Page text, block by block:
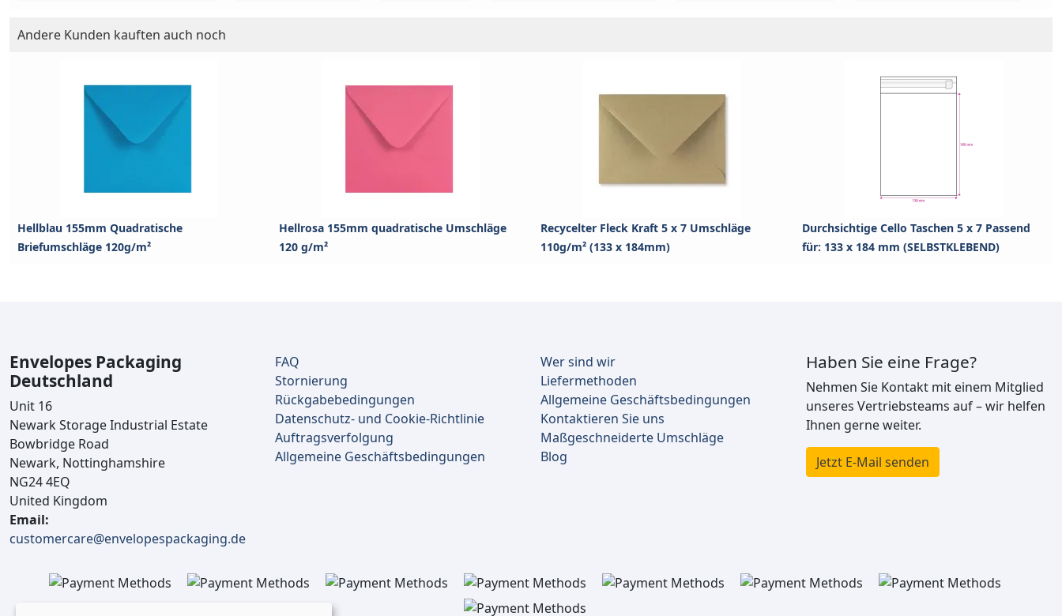
Andere Kunden kauften auch noch
Hellblau 155mm Quadratische
Briefumschläge 120g/m²
Hellrosa 155mm quadratische Umschläge
120 g/m²
Recycelter Fleck Kraft 5 x 7 Umschläge
110g/m² (133 x 184mm)
Durchsichtige Cello Taschen 5 x 7 Passend
für: 133 x 184 mm (SELBSTKLEBEND)
Envelopes Packaging
Deutschland
Unit 16
Newark Storage Industrial Estate
Bowbridge Road
Newark, Nottinghamshire
NG24 4EQ
United Kingdom
Email:
customercare@envelopespackaging.de
FAQ
Stornierung
Rückgabebedingungen
Datenschutz- und Cookie-Richtlinie
Auftragsverfolgung
Allgemeine Geschäftsbedingungen
Wer sind wir
Liefermethoden
Allgemeine Geschäftsbedingungen
Kontaktieren Sie uns
Maßgeschneiderte Umschläge
Blog
Haben Sie eine Frage?
Nehmen Sie Kontakt mit einem Mitglied
unseres Vertriebsteams auf – wir helfen
Ihnen gerne weiter.
Jetzt E-Mail senden